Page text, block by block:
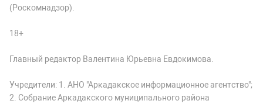
(Роскомнадзор).
18+
Главный редактор Валентина Юрьевна Евдокимова.
Учредители: 1. АНО "Аркадакское информационное агентство";
2. Собрание Аркадакского муниципального района